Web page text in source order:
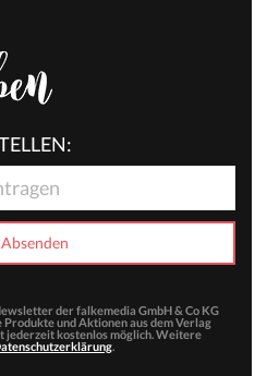
der falkemedia GmbH & Co KG
und Aktionen aus dem Verlag
jederzeit kostenlos möglich. Weitere
.